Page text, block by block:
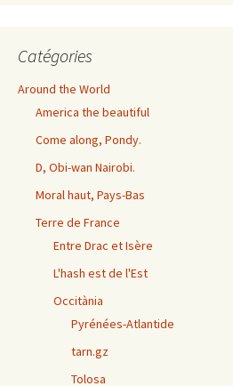
Catégories
Around the World
America the beautiful
Come along, Pondy.
D, Obi-wan Nairobi.
Moral haut, Pays-Bas
Terre de France
Entre Drac et Isère
L'hash est de l'Est
Occitània
Pyrénées-Atlantide
tarn.gz
Tolosa